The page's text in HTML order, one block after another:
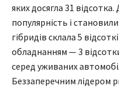
яких досягла 31
популярність і
гібридів склала 5
обладнанням — 3
серед уживаних
Беззаперечним лідером